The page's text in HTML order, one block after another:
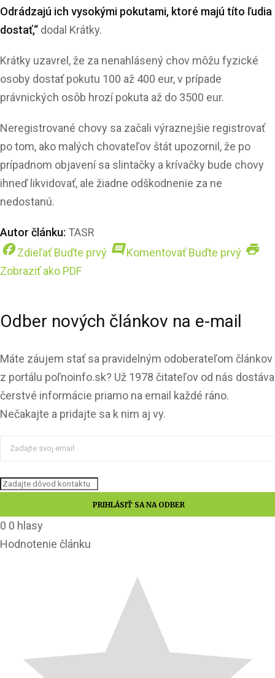
Odrádzajú ich vysokými pokutami, ktoré majú títo ľudia
dostať,“ dodal Krátky.
Krátky uzavrel, že za nenahlásený chov môžu fyzické
osoby dostať pokutu 100 až 400 eur, v prípade
právnických osôb hrozí pokuta až do 3500 eur.
Neregistrované chovy sa začali výraznejšie registrovať
po tom, ako malých chovateľov štát upozornil, že po
prípadnom objavení sa slintačky a krívačky bude chovy
ihneď likvidovať, ale žiadne odškodnenie za ne
nedostanú.
Autor článku: TASR
facebookZdieľaťBuďte prvý commentKomentovaťBuďte prvý print
Zobraziť ako PDF
Odber nových článkov na e-mail
Máte záujem stať sa pravidelným odoberateľom článkov
z portálu poľnoinfo.sk? Už 1978 čitateľov od nás dostáva
čerstvé informácie priamo na email každé ráno.
Nečakajte a pridajte sa k nim aj vy.
0 0 hlasy
Hodnotenie článku